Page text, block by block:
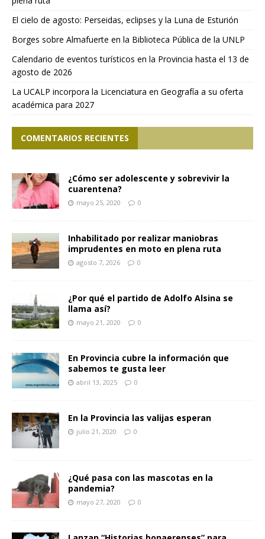
El cielo de agosto: Perseidas, eclipses y la Luna de Esturión
Borges sobre Almafuerte en la Biblioteca Pública de la UNLP
Calendario de eventos turísticos en la Provincia hasta el 13 de
agosto de 2026
La UCALP incorpora la Licenciatura en Geografía a su oferta
académica para 2027
COMENTARIOS RECIENTES
¿Cómo ser adolescente y sobrevivir la
cuarentena?
mayo 25, 2020 0
Inhabilitado por realizar maniobras
imprudentes en moto en plena ruta
agosto 7, 2026 0
¿Por qué el partido de Adolfo Alsina se
llama así?
mayo 21, 2020 0
En Provincia cubre la información que
sabemos te gusta leer
abril 13, 2025 0
En la Provincia las valijas esperan
julio 21, 2020 0
¿Qué pasa con las mascotas en la
pandemia?
mayo 27, 2020 0